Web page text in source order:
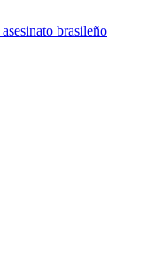
asesinato brasileño